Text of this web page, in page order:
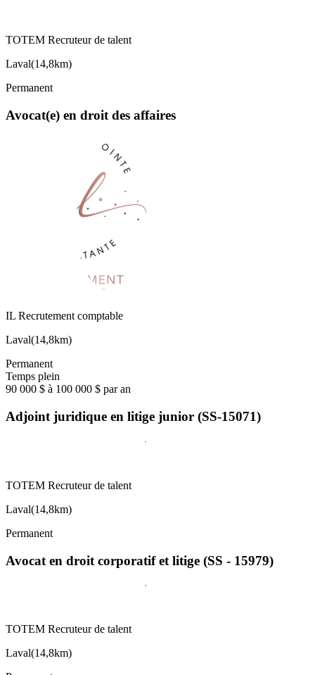
TOTEM Recruteur de talent
Laval(14,8km)
Permanent
Avocat(e) en droit des affaires
IL Recrutement comptable
Laval(14,8km)
Permanent
Temps plein
90 000 $ à 100 000 $ par an
Adjoint juridique en litige junior (SS-15071)
TOTEM Recruteur de talent
Laval(14,8km)
Permanent
Avocat en droit corporatif et litige (SS - 15979)
TOTEM Recruteur de talent
Laval(14,8km)